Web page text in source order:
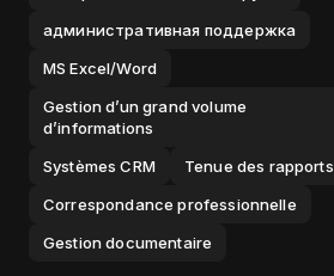
административная поддержка
MS Excel/Word
Gestion d’un grand volume
d’informations
Systèmes CRM
Tenue des rapports
Correspondance professionnelle
Gestion documentaire